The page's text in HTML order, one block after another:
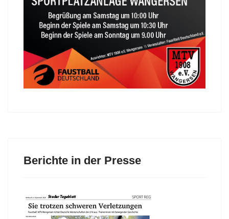
Berichte in der Presse